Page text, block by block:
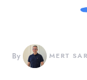
By MERT